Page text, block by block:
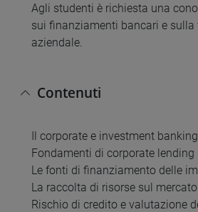
Agli studenti è richiesta una
sui finanziamenti bancari e sulla
aziendale.
Contenuti
Il corporate e investment banking
Fondamenti di corporate lending
Le fonti di finanziamento delle
La raccolta di risorse sul
Rischio di credito e valutazione